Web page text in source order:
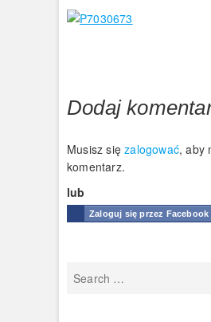
Dodaj
Musisz sięzalogować, aby
komentarz.
lub
Zaloguj się przez Facebook